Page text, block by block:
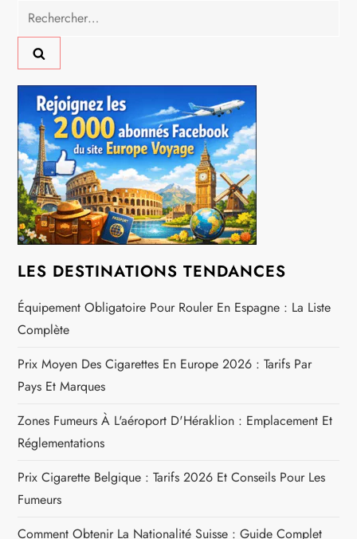
o
n
d
e
l
’
a
r
t
i
l
e
Rechercher :
LES DESTINATIONS TENDANCES
Équipement Obligatoire Pour Rouler En Espagne : La Liste
Complète
Prix Moyen Des Cigarettes En Europe 2026 : Tarifs Par
Pays Et Marques
Zones Fumeurs À L'aéroport D'Héraklion : Emplacement Et
Réglementations
Prix Cigarette Belgique : Tarifs 2026 Et Conseils Pour Les
Fumeurs
Comment Obtenir La Nationalité Suisse : Guide Complet